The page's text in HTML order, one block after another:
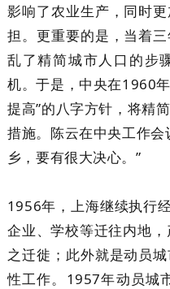
影响了农业生产，同时
担。更重要的是，当着
乱了精简城市人口的步
机。于是，中央在1960
提高”的八字方针，将精
措施。陈云在中央工作
乡，要有很大决心。”
1956年，上海继续执行
企业、学校等迁往内地
之迁徙；此外就是动员
性工作。1957年动员城